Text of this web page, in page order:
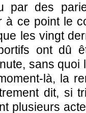
par des
à ce point le
les vingt
ont dû
sans quoi
là, la
dit, si
plusieurs